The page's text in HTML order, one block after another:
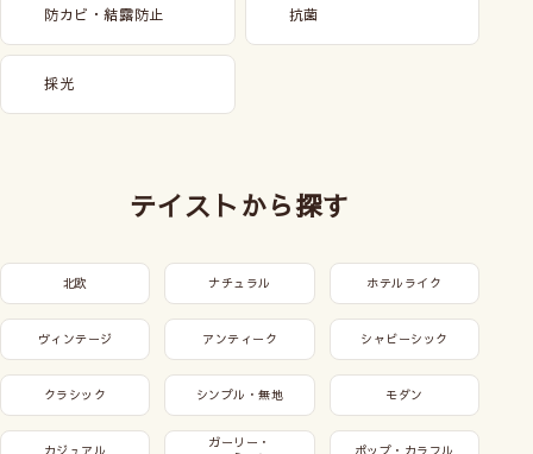
防カビ・結露防止 抗菌
採光
テイストから探す
北欧 ナチュラル ホテルライク
ヴィンテージ アンティーク シャビーシック
クラシック シンプル・無地 モダン
カジュアル
ガーリー・
ポップ・カラフル